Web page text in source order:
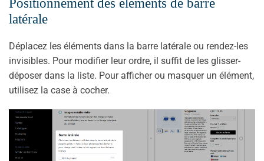
Positionnement des éléments de barre
latérale
Déplacez les éléments dans la barre latérale ou rendez-les
invisibles. Pour modifier leur ordre, il suffit de les glisser-
déposer dans la liste. Pour afficher ou masquer un élément,
utilisez la case à cocher.